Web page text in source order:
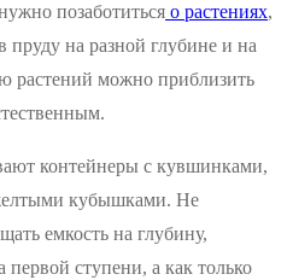
позаботиться о растениях,
пруду на разной глубине и на
растений можно приблизить
контейнеры с кувшинками,
кубышками. Не
емкость на глубину,
первой ступени, а как только